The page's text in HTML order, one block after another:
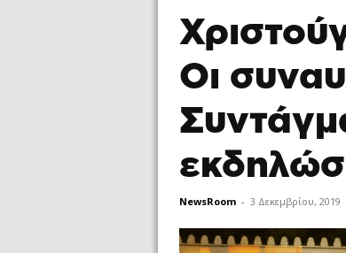
Οι
NewsRoom - 3 Δεκεμβρίου, 2019